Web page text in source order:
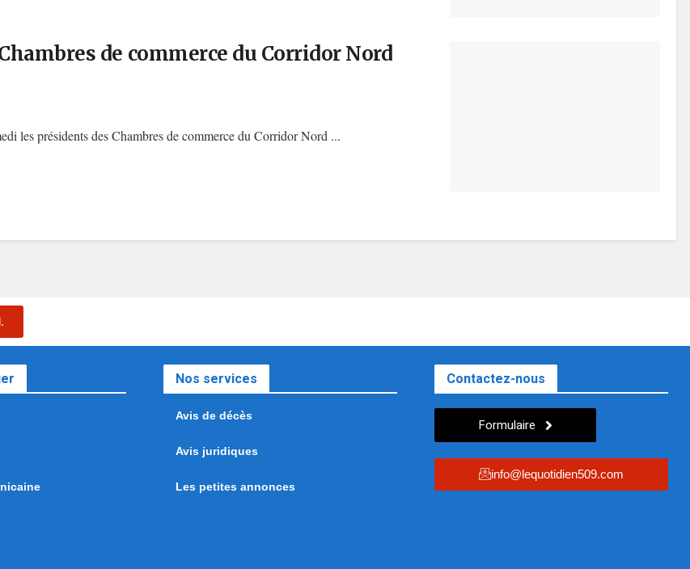
de commerce du Corridor Nord
les présidents des Chambres de commerce du Corridor Nord ...
Nos services
Avis de décès
Avis juridiques
Les petites annonces
Contactez-nous
Formulaire
info@lequotidien509.com